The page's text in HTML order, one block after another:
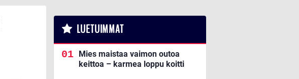
LUETUIMMAT
Mies maistaa vaimon outoa
keittoa – karmea loppu koitti